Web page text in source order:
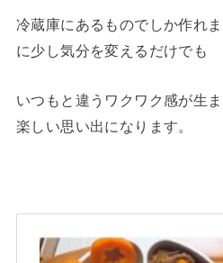
冷蔵庫にあるものでしか作れ
に少し気分を変えるだけでも
いつもと違うワクワク感が生
楽しい思い出になります。